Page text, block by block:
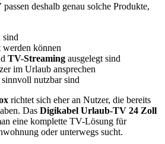
passen deshalb genau solche Produkte,
sind
werden können
TV-Streaming ausgelegt sind
im Urlaub ansprechen
sinnvoll nutzbar sind
richtet sich eher an Nutzer, die bereits
Das Digikabel Urlaub-TV 24 Zoll
eine komplette TV-Lösung für
oder unterwegs sucht.